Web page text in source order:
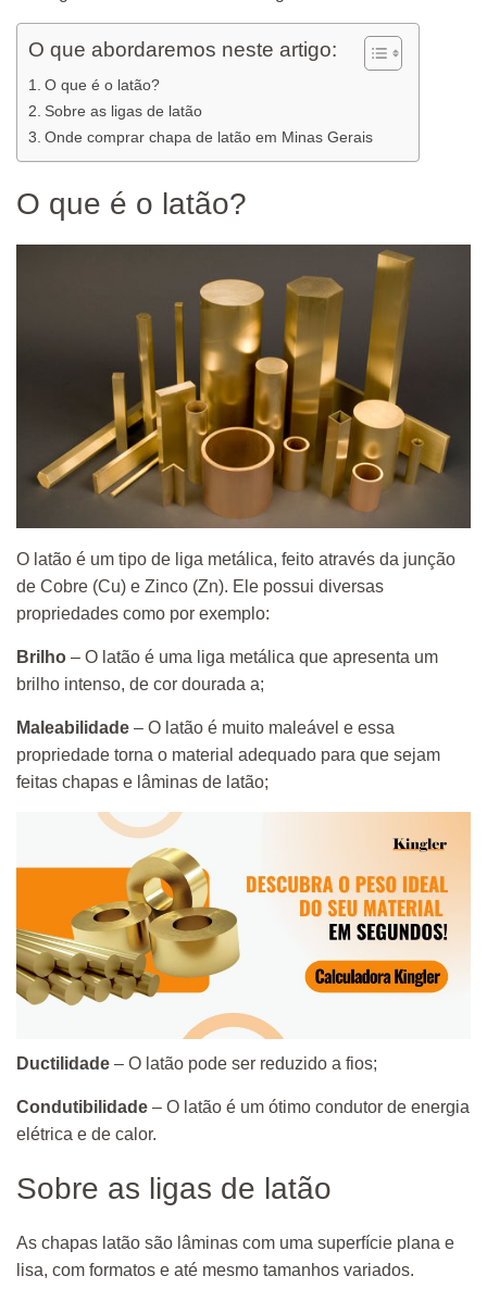
O que abordaremos neste artigo:
O que é o latão?
Sobre as ligas de latão
Onde comprar chapa de latão em Minas Gerais
O que é o latão?
O latão é um tipo de liga metálica, feito através da junção
de Cobre (Cu) e Zinco (Zn). Ele possui diversas
propriedades como por exemplo:
Brilho – O latão é uma liga metálica que apresenta um
brilho intenso, de cor dourada a;
Maleabilidade – O latão é muito maleável e essa
propriedade torna o material adequado para que sejam
feitas chapas e lâminas de latão;
Ductilidade – O latão pode ser reduzido a fios;
Condutibilidade – O latão é um ótimo condutor de energia
elétrica e de calor.
Sobre as ligas de latão
As chapas latão são lâminas com uma superfície plana e
lisa, com formatos e até mesmo tamanhos variados.